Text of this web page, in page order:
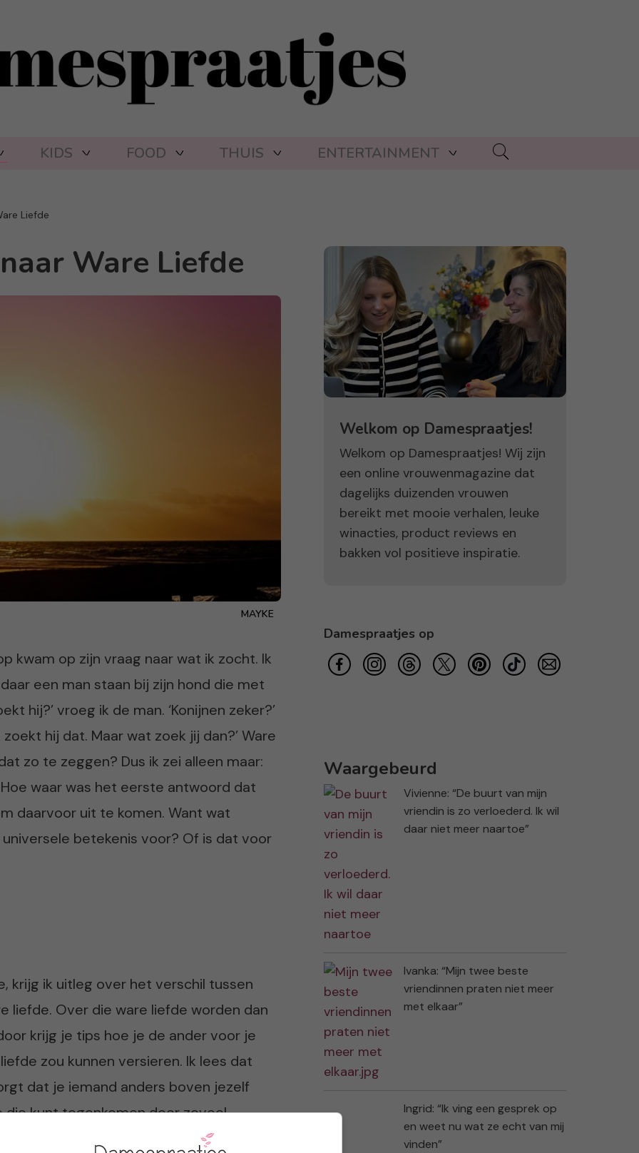
KIDS FOOD THUIS ENTERTAINMENT
Liefde
Ware Liefde
MAYKE
kwam op zijn vraag naar wat ik zocht. Ik
een man staan bij zijn hond die met
hij?’ vroeg ik de man. ‘Konijnen zeker?’
zoekt hij dat. Maar wat zoek jij dan?’ Ware
zo te zeggen? Dus ik zei alleen maar:
waar was het eerste antwoord dat
daarvoor uit te komen. Want wat
betekenis voor? Of is dat voor
krijg ik uitleg over het verschil tussen
liefde. Over die ware liefde worden dan
krijg je tips hoe je de ander voor je
zou kunnen versieren. Ik lees dat
dat je iemand anders boven jezelf
kunt tegenkomen door zoveel
want op een dag zul je hem vinden
Welkom op Damespraatjes!
Welkom op Damespraatjes! Wij zijn
een online vrouwenmagazine dat
dagelijks duizenden vrouwen
bereikt met mooie verhalen, leuke
winacties, product reviews en
bakken vol positieve inspiratie.
Damespraatjes op
Waargebeurd
Vivienne: “De buurt van mijn
vriendin is zo verloederd. Ik wil
daar niet meer naartoe”
Ivanka: “Mijn twee beste
vriendinnen praten niet meer
met elkaar”
Ingrid: “Ik ving een gesprek op
en weet nu wat ze echt van mij
vinden”